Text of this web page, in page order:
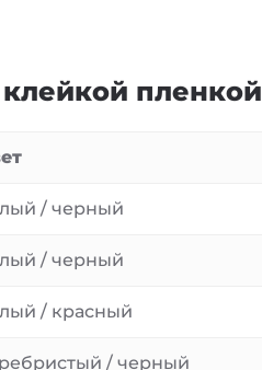
пленкой
/ черный
/ черный
/ красный
/ черный